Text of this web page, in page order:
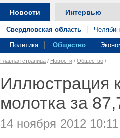
Новости Интервью
Свердловская область
Политика Общество
Главная страница / Новости / Общество /
Иллюстрация
молотка за
14 ноября 2012 10:11